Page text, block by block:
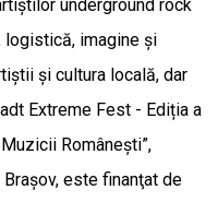
underground rock
imagine și
și cultura locală, dar
Extreme Fest - Ediția a
Românești”,
este finanţat de